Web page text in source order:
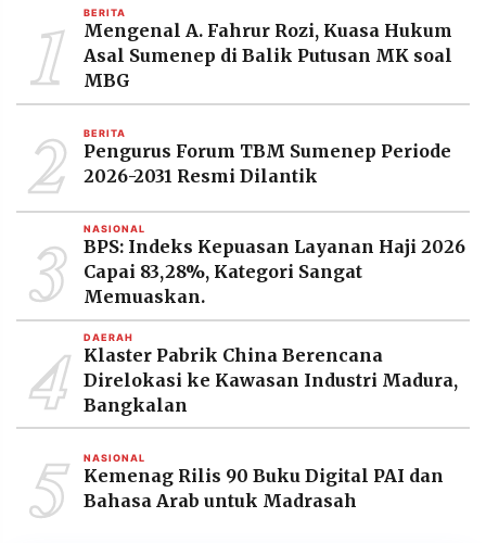
1 BERITA
Mengenal A. Fahrur Rozi, Kuasa Hukum
Asal Sumenep di Balik Putusan MK soal
MBG
2 BERITA
Pengurus Forum TBM Sumenep Periode
2026-2031 Resmi Dilantik
3 NASIONAL
BPS: Indeks Kepuasan Layanan Haji 2026
Capai 83,28%, Kategori Sangat
Memuaskan.
4 DAERAH
Klaster Pabrik China Berencana
Direlokasi ke Kawasan Industri Madura,
Bangkalan
5 NASIONAL
Kemenag Rilis 90 Buku Digital PAI dan
Bahasa Arab untuk Madrasah